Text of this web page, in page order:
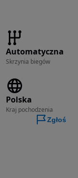
Automatyczna
Skrzynia biegów
Polska
Kraj pochodzenia
Zgłoś